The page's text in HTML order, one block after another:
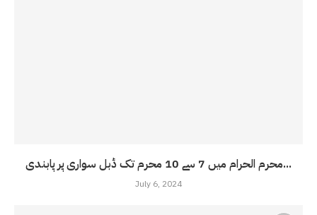
محرم الحرام میں 7 سے 10 محرم تک ڈبل سواری پر پابندی...
July 6, 2024